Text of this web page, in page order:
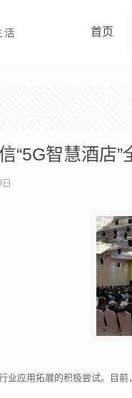
首页
“5G智慧酒店
业应用拓展的积极尝试。目